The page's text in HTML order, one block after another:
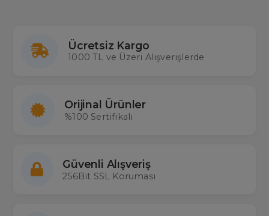
Ücretsiz Kargo
1000 TL ve Üzeri Alışverişlerde
Orijinal Ürünler
%100 Sertifikalı
Güvenli Alışveriş
256Bit SSL Koruması